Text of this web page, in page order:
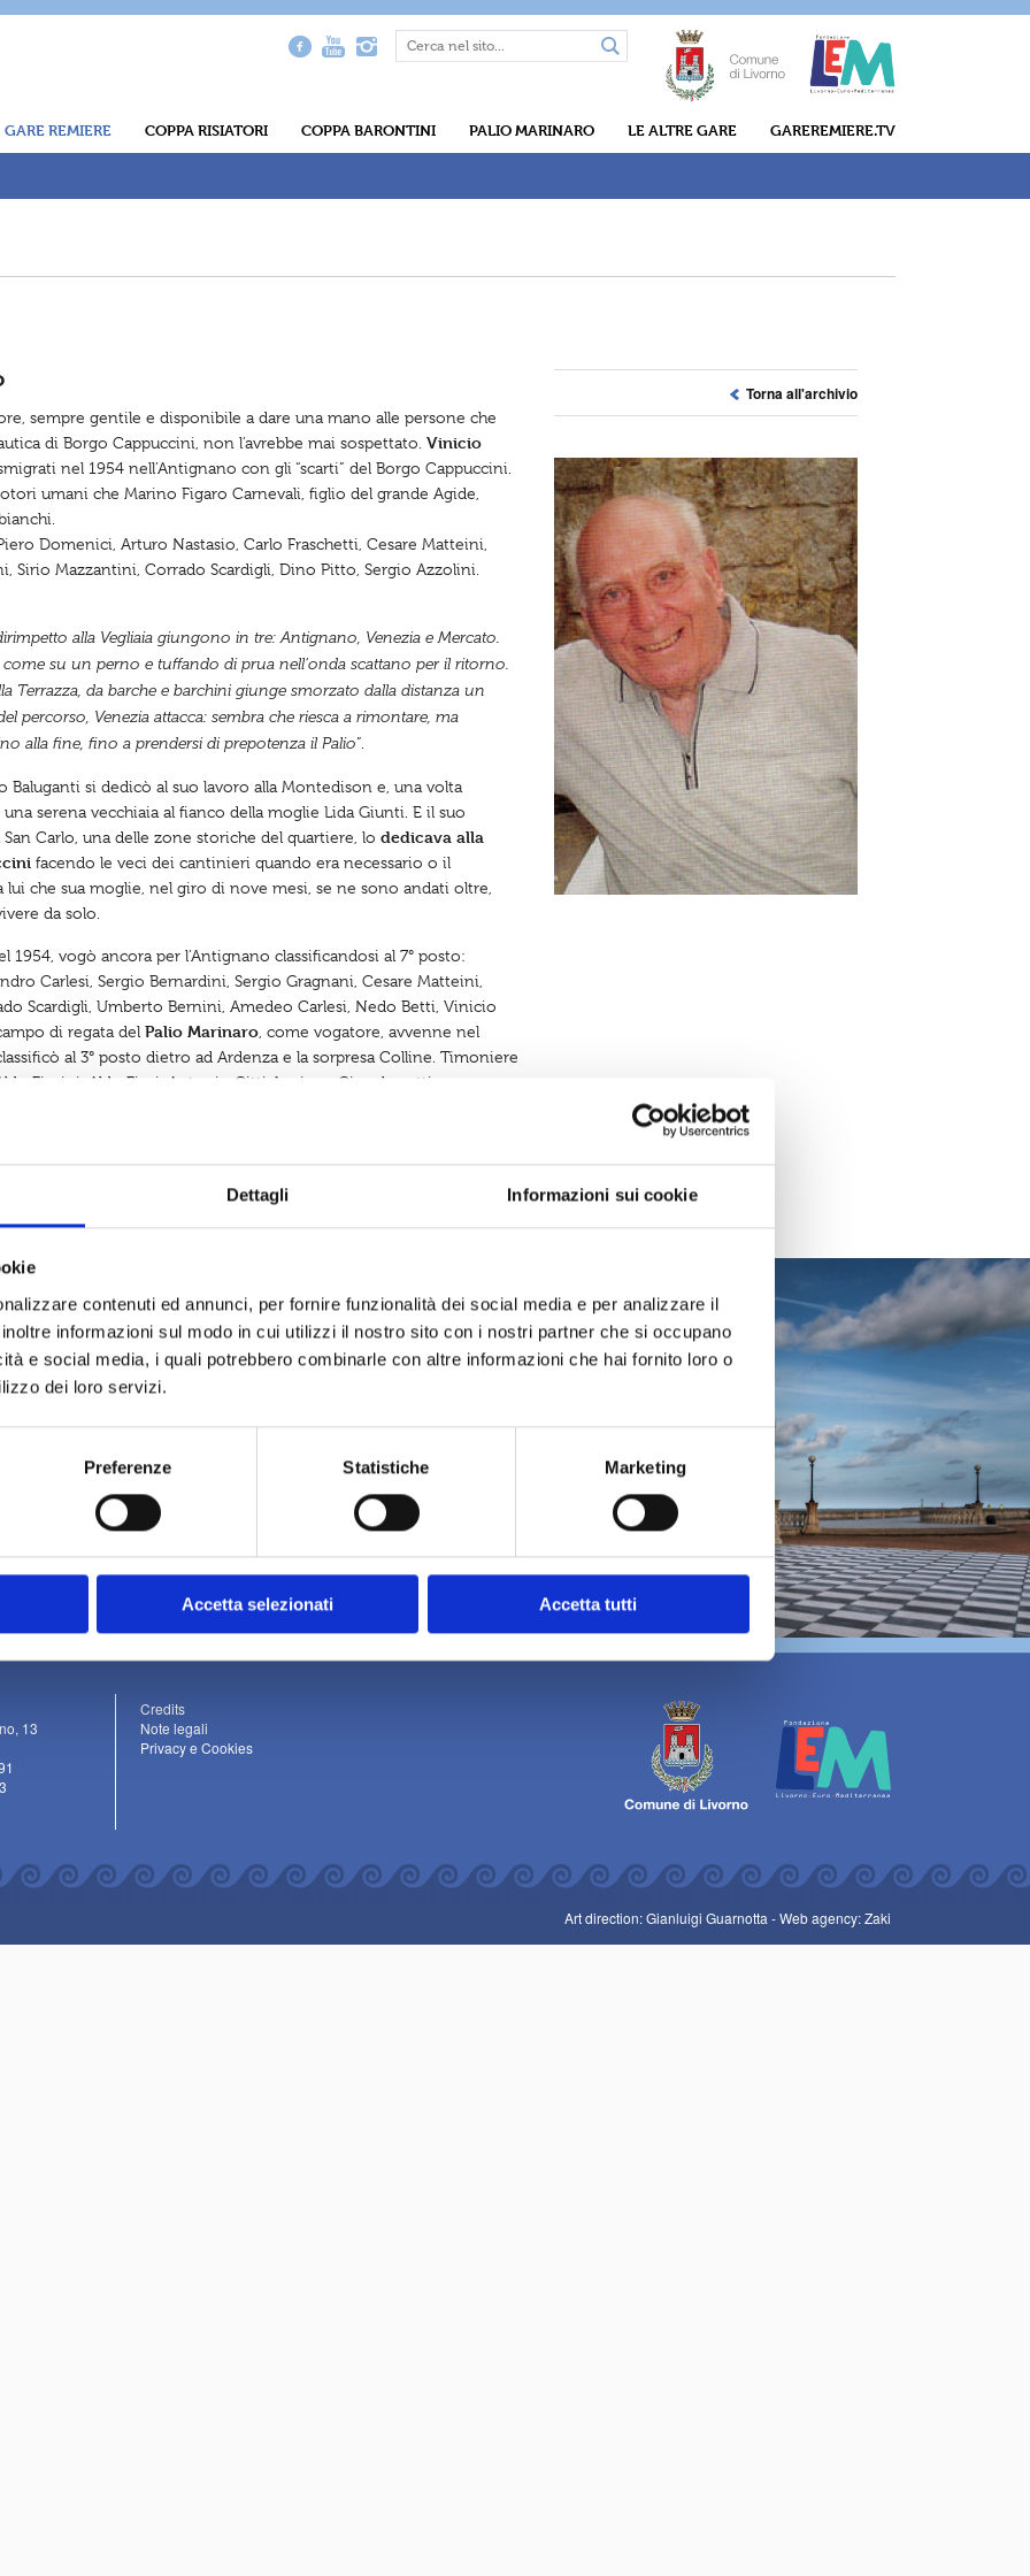
Dettagli Informazioni sui cookie
contenuti ed annunci, per fornire funzionalità dei social media e per analizzare il
informazioni sul modo in cui utilizzi il nostro sito con i nostri partner che si occupano
e social media, i quali potrebbero combinarle con altre informazioni che hai fornito loro o
dei loro servizi.
Preferenze Statistiche Marketing
Accetta selezionati Accetta tutti
GARE REMIERE COPPA RISIATORI COPPA BARONTINI PALIO MARINARO LE ALTRE GARE GAREREMIERE.TV
sempre gentile e disponibile a dare una mano alle persone che
di Borgo Cappuccini, non l’avrebbe mai sospettato. Vinicio
nel 1954 nell’Antignano con gli “scarti” del Borgo Cappuccini.
umani che Marino Figaro Carnevali, figlio del grande Agide,
Domenici, Arturo Nastasio, Carlo Fraschetti, Cesare Matteini,
Sirio Mazzantini, Corrado Scardigli, Dino Pitto, Sergio Azzolini.
alla Vegliaia giungono in tre: Antignano, Venezia e Mercato.
su un perno e tuffando di prua nell’onda scattano per il ritorno.
Terrazza, da barche e barchini giunge smorzato dalla distanza un
percorso, Venezia attacca: sembra che riesca a rimontare, ma
alla fine, fino a prendersi di prepotenza il Palio”.
si dedicò al suo lavoro alla Montedison e, una volta
serena vecchiaia al fianco della moglie Lida Giunti. E il suo
San Carlo, una delle zone storiche del quartiere, lo dedicava alla
facendo le veci dei cantinieri quando era necessario o il
che sua moglie, nel giro di nove mesi, se ne sono andati oltre,
da solo.
vogò ancora per l’Antignano classificandosi al 7° posto:
Carlesi, Sergio Bernardini, Sergio Gragnani, Cesare Matteini,
Scardigli, Umberto Bernini, Amedeo Carlesi, Nedo Betti, Vinicio
di regata del Palio Marinaro , come vogatore, avvenne nel
al 3° posto dietro ad Ardenza e la sorpresa Colline. Timoniere
Fiorini, Aldo Fiori, Antonio Citti, Luciano Ciangherotti,
Torna all'archivio
la
più
e alle
meta
13
Credits
Note legali
Privacy e Cookies
Art direction: Gianluigi Guarnotta -Web agency: Zaki